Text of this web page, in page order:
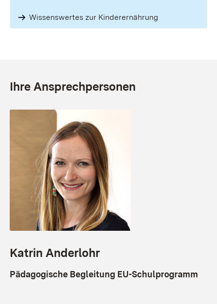
Wissenswertes zur Kinderernährung
Ihre Ansprechpersonen
Katrin Anderlohr
Pädagogische Begleitung EU-Schulprogramm